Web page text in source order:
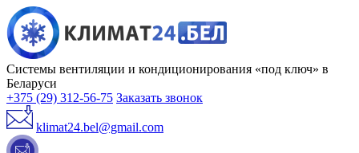
Системы вентиляции и кондиционирования «под ключ» в
Беларуси
+375 (29) 312-56-75 Заказать звонок
klimat24.bel@gmail.com